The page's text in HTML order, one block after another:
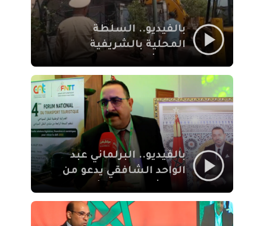
بالفيديو.. السلطة
المحلية بالشريفية
بنايات غير قانونية بإقامة
الإيمان
بالفيديو.. البرلماني عبد
الواحد الشافقي يدعو من
النقل السياحي لمواكبة